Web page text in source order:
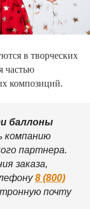
в творческих
частью
композиций.
баллоны
компанию
партнера.
заказа,
8 (800)
почту